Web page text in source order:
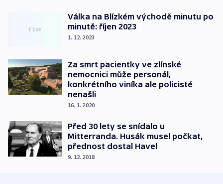
Válka na Blízkém východě minutu po
minutě: říjen 2023
1. 12. 2023
Za smrt pacientky ve zlínské
nemocnici může personál,
konkrétního viníka ale policisté
nenašli
16. 1. 2020
Před 30 lety se snídalo u
Mitterranda. Husák musel počkat,
přednost dostal Havel
9. 12. 2018